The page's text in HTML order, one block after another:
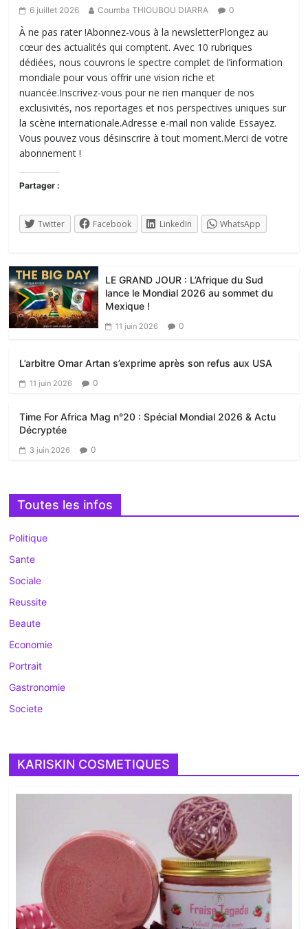
6 juillet 2026 Coumba THIOUBOU DIARRA 0
À ne pas rater !Abonnez-vous à la newsletterPlongez au
cœur des actualités qui comptent. Avec 10 rubriques
dédiées, nous couvrons le spectre complet de l’information
mondiale pour vous offrir une vision riche et
nuancée.Inscrivez-vous pour ne rien manquer de nos
exclusivités, nos reportages et nos perspectives uniques sur
la scène internationale.Adresse e-mail non valide Essayez.
Vous pouvez vous désinscrire à tout moment.Merci de votre
abonnement !
Partager :
Twitter Facebook LinkedIn WhatsApp
LE GRAND JOUR : L’Afrique du Sud
lance le Mondial 2026 au sommet du
Mexique !
11 juin 2026 0
L’arbitre Omar Artan s’exprime après son refus aux USA
11 juin 2026 0
Time For Africa Mag n°20 : Spécial Mondial 2026 & Actu
Décryptée
3 juin 2026 0
Toutes les infos
Politique
Sante
Sociale
Reussite
Beaute
Economie
Portrait
Gastronomie
Societe
KARISKIN COSMETIQUES